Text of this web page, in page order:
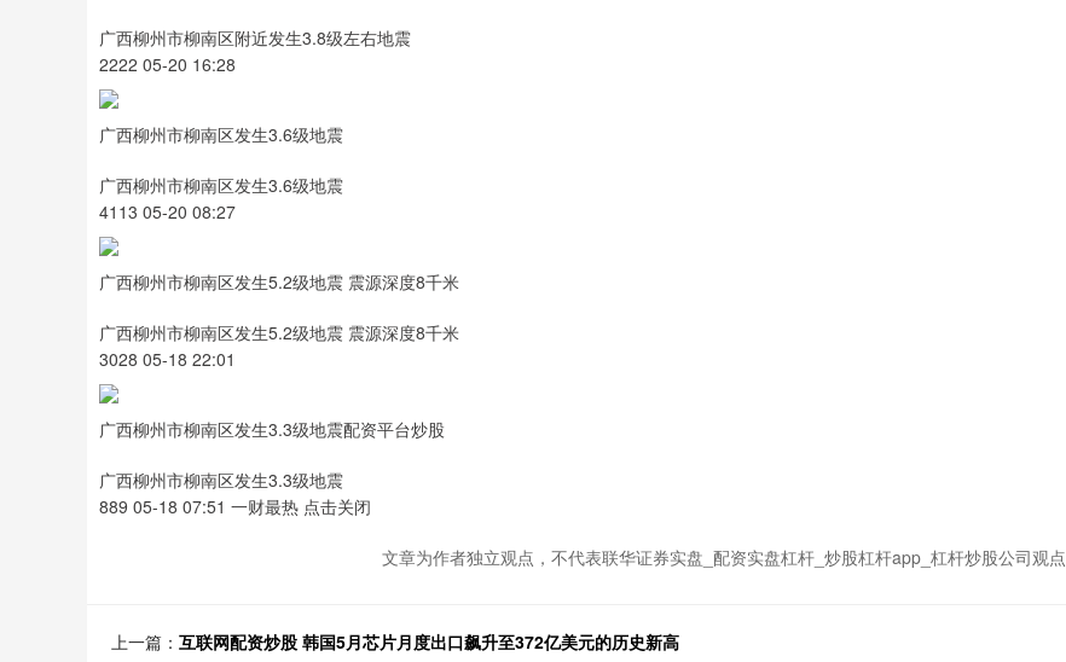
广西柳州市柳南区附近发生3.8级左右地震
2222 05-20 16:28
广西柳州市柳南区发生3.6级地震
广西柳州市柳南区发生3.6级地震
4113 05-20 08:27
广西柳州市柳南区发生5.2级地震 震源深度8千米
广西柳州市柳南区发生5.2级地震 震源深度8千米
3028 05-18 22:01
广西柳州市柳南区发生3.3级地震配资平台炒股
广西柳州市柳南区发生3.3级地震
889 05-18 07:51 一财最热 点击关闭
文章为作者独立观点，不代表联华证券实盘_配资实盘杠杆_炒股杠杆app_杠杆炒股公司观点
上一篇： 互联网配资炒股 韩国5月芯片月度出口飙升至372亿美元的历史新高